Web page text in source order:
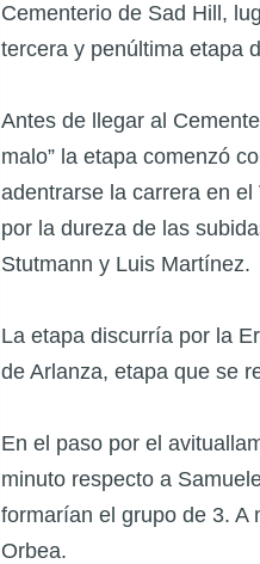
Cementerio de Sad Hill,
tercera y penúltima etapa
Antes de llegar al
malo” la etapa comenzó
adentrarse la carrera en
por la dureza de las
Stutmann y Luis Martínez.
La etapa discurría por la
de Arlanza, etapa que se
En el paso por el
minuto respecto a
formarían el grupo de 3. A
Orbea.